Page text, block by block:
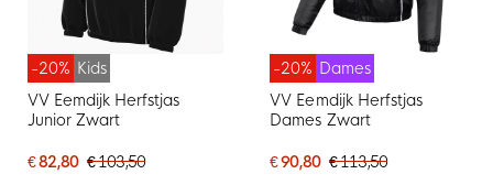
-20% Kids
VV Eemdijk Herfstjas
Junior Zwart
€ 82,80 € 103,50
-20% Dames
VV Eemdijk Herfstjas
Dames Zwart
€ 90,80 € 113,50